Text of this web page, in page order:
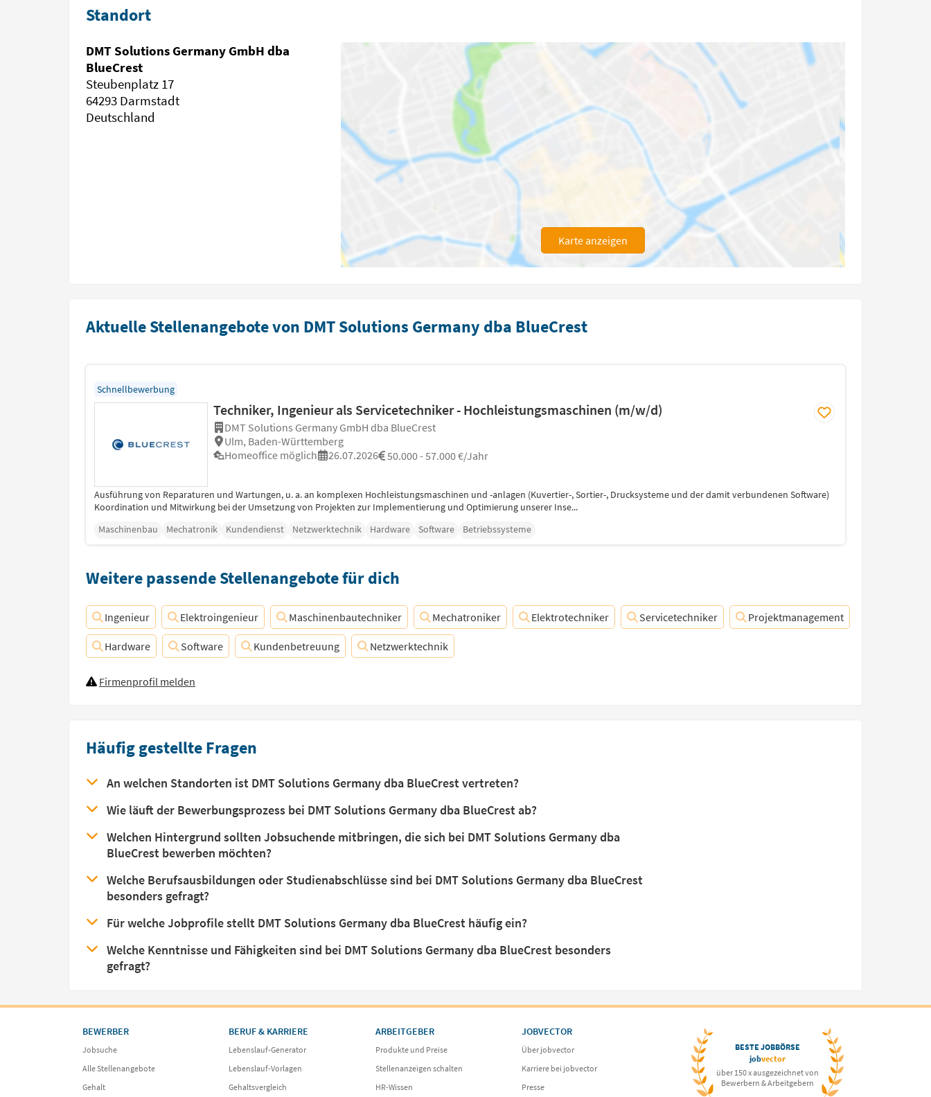
Standort
DMT Solutions Germany GmbH dba
BlueCrest
Steubenplatz 17
64293 Darmstadt
Deutschland
Karte anzeigen
Aktuelle Stellenangebote von DMT Solutions Germany dba BlueCrest
Schnellbewerbung
Techniker, Ingenieur als Servicetechniker - Hochleistungsmaschinen (m/w/d)
DMT Solutions Germany GmbH dba BlueCrest
Ulm, Baden-Württemberg
Homeoffice möglich
26.07.2026 50.000 - 57.000 €/Jahr
Ausführung von Reparaturen und Wartungen, u. a. an komplexen Hochleistungsmaschinen und -anlagen (Kuvertier-, Sortier-, Drucksysteme und der damit verbundenen Software)
Koordination und Mitwirkung bei der Umsetzung von Projekten zur Implementierung und Optimierung unserer Inse...
Maschinenbau
Mechatronik Kundendienst Netzwerktechnik Hardware Software Betriebssysteme
Weitere passende Stellenangebote für dich
Ingenieur Elektroingenieur Maschinenbautechniker Mechatroniker Elektrotechniker Servicetechniker Projektmanagement
Hardware Software Kundenbetreuung Netzwerktechnik
Firmenprofil melden
Häufig gestellte Fragen
An welchen Standorten ist DMT Solutions Germany dba BlueCrest vertreten?
Wie läuft der Bewerbungsprozess bei DMT Solutions Germany dba BlueCrest ab?
Welchen Hintergrund sollten Jobsuchende mitbringen, die sich bei DMT Solutions Germany dba
BlueCrest bewerben möchten?
Welche Berufsausbildungen oder Studienabschlüsse sind bei DMT Solutions Germany dba BlueCrest
besonders gefragt?
Für welche Jobprofile stellt DMT Solutions Germany dba BlueCrest häufig ein?
Welche Kenntnisse und Fähigkeiten sind bei DMT Solutions Germany dba BlueCrest besonders
gefragt?
BEWERBER
Jobsuche
Alle Stellenangebote
Gehalt
BERUF & KARRIERE
Lebenslauf-Generator
Lebenslauf-Vorlagen
Gehaltsvergleich
ARBEITGEBER
Produkte und Preise
Stellenanzeigen schalten
HR-Wissen
JOBVECTOR
Über jobvector
Karriere bei jobvector
Presse
BESTE JOBBÖRSE
jobvector
über 150 x ausgezeichnet von
Bewerbern & Arbeitgebern